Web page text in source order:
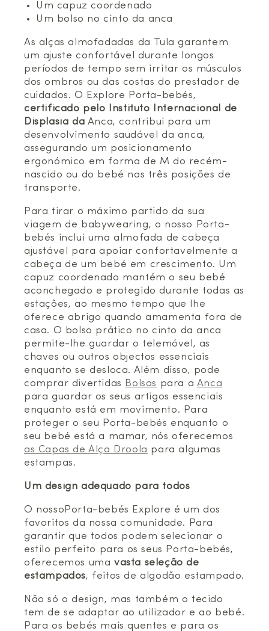
Um capuz coordenado
Um bolso no cinto da anca
As alças almofadadas da Tula garantem
um ajuste confortável durante longos
períodos de tempo sem irritar os músculos
dos ombros ou das costas do prestador de
cuidados. O Explore Porta-bebés,
certificado pelo Instituto Internacional de
Displasia da Anca, contribui para um
desenvolvimento saudável da anca,
assegurando um posicionamento
ergonómico em forma de M do recém-
nascido ou do bebé nas três posições de
transporte.
Para tirar o máximo partido da sua
viagem de babywearing, o nosso Porta-
bebés inclui uma almofada de cabeça
ajustável para apoiar confortavelmente a
cabeça de um bebé em crescimento. Um
capuz coordenado mantém o seu bebé
aconchegado e protegido durante todas as
estações, ao mesmo tempo que lhe
oferece abrigo quando amamenta fora de
casa. O bolso prático no cinto da anca
permite-lhe guardar o telemóvel, as
chaves ou outros objectos essenciais
enquanto se desloca. Além disso, pode
comprar divertidas Bolsas para a Anca
para guardar os seus artigos essenciais
enquanto está em movimento. Para
proteger o seu Porta-bebés enquanto o
seu bebé está a mamar, nós oferecemos
as Capas de Alça Droola para algumas
estampas.
Um design adequado para todos
O nossoPorta-bebés Explore é um dos
favoritos da nossa comunidade. Para
garantir que todos podem selecionar o
estilo perfeito para os seus Porta-bebés,
oferecemos uma vasta seleção de
estampados, feitos de algodão estampado.
Não só o design, mas também o tecido
tem de se adaptar ao utilizador e ao bebé.
Para os bebés mais quentes e para os